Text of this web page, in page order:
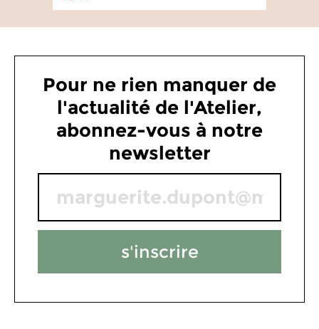
Pour ne rien manquer de
l'actualité de l'Atelier,
abonnez-vous à notre
newsletter
s'inscrire